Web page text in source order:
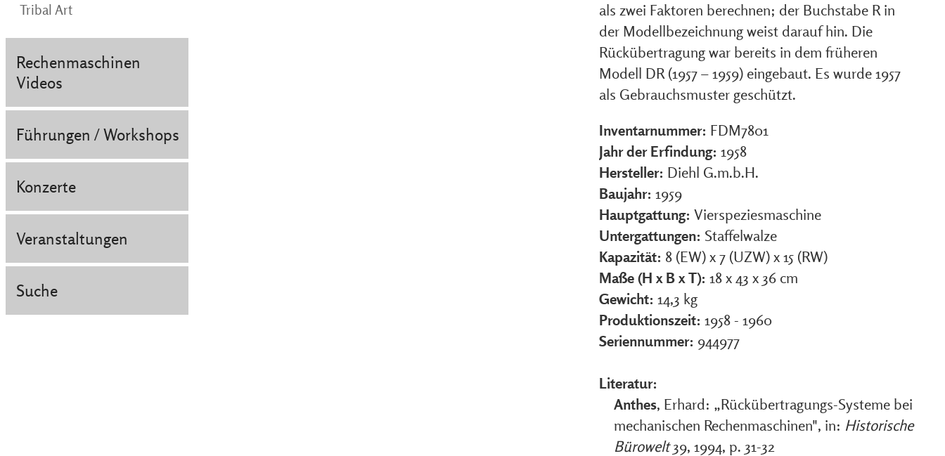
Tribal Art
Rechenmaschinen
Videos
Führungen / Workshops
Konzerte
Veranstaltungen
Suche
als zwei Faktoren berechnen; der Buchstabe R in
der Modellbezeichnung weist darauf hin. Die
Rückübertragung war bereits in dem früheren
Modell DR (1957 – 1959) eingebaut. Es wurde 1957
als Gebrauchsmuster geschützt.
Inventarnummer: FDM7801
Jahr der Erfindung: 1958
Hersteller: Diehl G.m.b.H.
Baujahr: 1959
Hauptgattung: Vierspeziesmaschine
Untergattungen: Staffelwalze
Kapazität: 8 (EW) x 7 (UZW) x 15 (RW)
Maße (H x B x T): 18 x 43 x 36 cm
Gewicht: 14,3 kg
Produktionszeit: 1958 - 1960
Seriennummer: 944977
Literatur:
Anthes, Erhard: „Rückübertragungs-Systeme bei
mechanischen Rechenmaschinen", in: Historische
Bürowelt39, 1994, p. 31-32